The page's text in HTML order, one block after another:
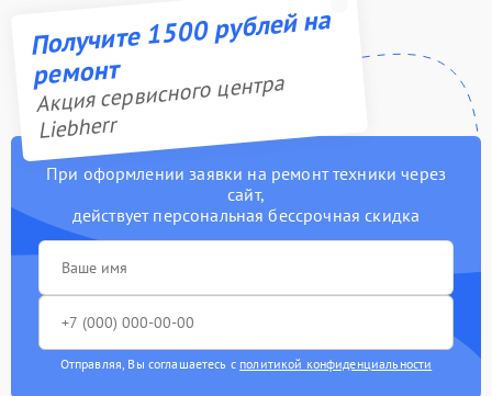
Получите 1500 рублей на
ремонт
Акция сервисного центра
Liebherr
При оформлении заявки на ремонт техники через
сайт,
действует персональная бессрочная скидка
Отправляя, Вы соглашаетесь с политикой конфиденциальности